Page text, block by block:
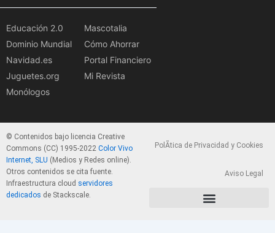
Educación 2.0
Dominio Mundial
Navidad.es
Juguetes.org
Monólogos
Mascotalia
Cómo Ahorrar
Portal Financiero
Mi Revista
© Contenidos bajo licencia Creative
Commons (CC) 1995-2022 Color Vivo
Internet, SLU (Medios y Redes online).
Otros contenidos se cita fuente.
Infraestructura cloud servidores
dedicados de Stackscale.
PolÃ­tica de Privacidad y Cookies
Aviso Legal